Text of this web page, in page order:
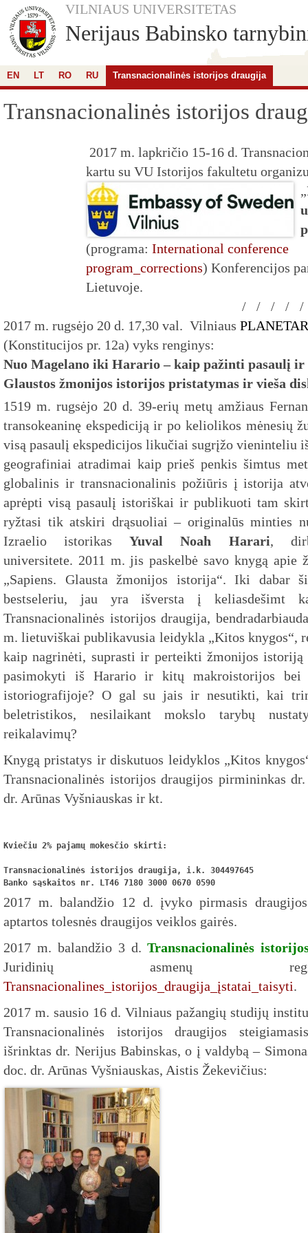
VILNIAUS UNIVERSITETAS
Nerijaus Babinsko
EN LT RO RU Transnacionalinės istorijos draugija
Transnacionalinės istorijos
2017 m. lapkričio 15-16 d.
kartu su VU Istorijos fakultetu
„
(programa: International conference
program_corrections) Konferencijos
Lietuvoje.
/ / / / /
2017 m. rugsėjo 20 d. 17,30 val. Vilniaus
(Konstitucijos pr. 12a) vyks renginys:
Nuo Magelano iki Harario – kaip pažinti pasaulį ir
Glaustos žmonijos istorijos pristatymas ir vieša
1519 m. rugsėjo 20 d. 39-erių metų amžiaus
transokeaninę ekspediciją ir po keliolikos mėnesių
visą pasaulį ekspedicijos likučiai sugrįžo vieninteliu
geografiniai atradimai kaip prieš penkis šimtus
globalinis ir transnacionalinis požiūris į istorija
aprėpti visą pasaulį istoriškai ir publikuoti tam
ryžtasi tik atskiri drąsuoliai – originalūs minties
Izraelio istorikasYuval Noah Harari,
universitete. 2011 m. jispaskelbė savo knygą apie
„Sapiens. Glausta žmonijos istorija“. Iki dabar
bestseleriu, jau yra išversta į keliasdešimt
Transnacionalinės istorijos draugija,
m. lietuviškai publikavusia leidykla „Kitos knygos“,
kaip nagrinėti, suprasti ir perteikti žmonijos
pasimokyti iš Harario ir kitų makroistorijos
istoriografijoje? O gal su jais ir nesutikti, kai
beletristikos, nesilaikant mokslo tarybų
reikalavimų?
Knygą pristatys ir diskutuos leidyklos „Kitos
Transnacionalinės istorijos draugijos pirmininkas
dr. Arūnas Vyšniauskas ir kt.
Kviečiu 2% pajamų mokesčio skirti:
Transnacionalinės istorijos draugija, i.k. 304497645
Banko sąskaitos nr. LT46 7180 3000 0670 0590
2017 m. balandžio 12 d. įvyko pirmasis
aptartos tolesnės draugijos veiklos gairės.
2017 m. balandžio 3 d.Transnacionalinės
Juridinių asmenų
Transnacionalines_istorijos_draugija_įstatai_taisyti.
2017 m. sausio 16 d. Vilniaus pažangių studijų
Transnacionalinės istorijos draugijos
išrinktas dr. Nerijus Babinskas, o į valdybą –
doc. dr. Arūnas Vyšniauskas, Aistis Žekevičius: